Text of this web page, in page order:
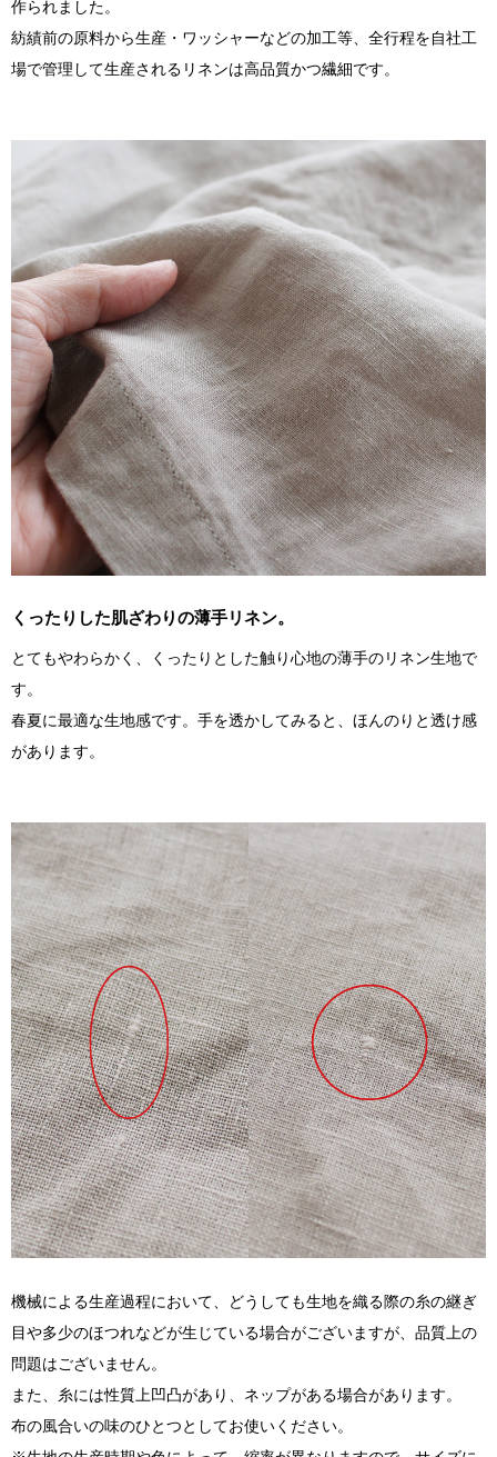
作られました。
紡績前の原料から生産・ワッシャーなどの加工等、全行程を自社工
場で管理して生産されるリネンは高品質かつ繊細です。
くったりした肌ざわりの薄手リネン。
とてもやわらかく、くったりとした触り心地の薄手のリネン生地で
す。
春夏に最適な生地感です。手を透かしてみると、ほんのりと透け感
があります。
機械による生産過程において、どうしても生地を織る際の糸の継ぎ
目や多少のほつれなどが生じている場合がございますが、品質上の
問題はございません。
また、糸には性質上凹凸があり、ネップがある場合があります。
布の風合いの味のひとつとしてお使いください。